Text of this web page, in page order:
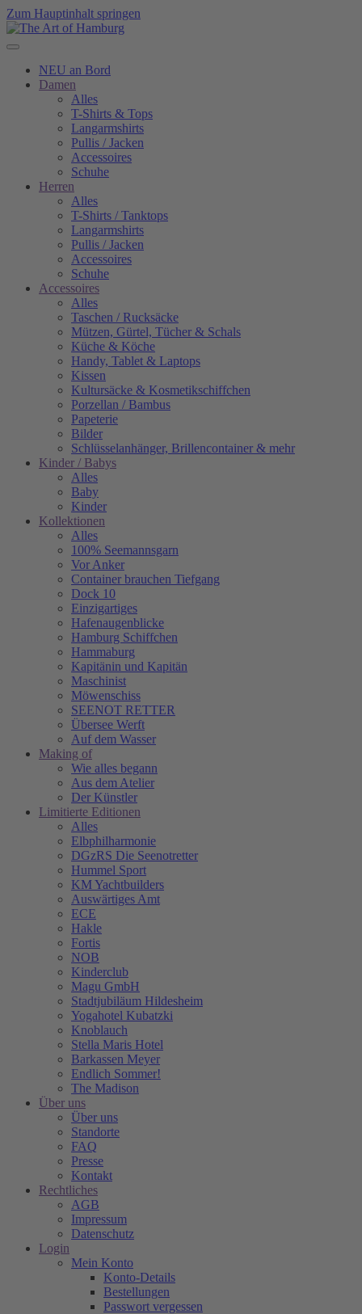
Zum Hauptinhalt springen
NEU an Bord
Damen
Alles
T-Shirts & Tops
Langarmshirts
Pullis / Jacken
Accessoires
Schuhe
Herren
Alles
T-Shirts / Tanktops
Langarmshirts
Pullis / Jacken
Accessoires
Schuhe
Accessoires
Alles
Taschen / Rucksäcke
Mützen, Gürtel, Tücher & Schals
Küche & Köche
Handy, Tablet & Laptops
Kissen
Kultursäcke & Kosmetikschiffchen
Porzellan / Bambus
Papeterie
Bilder
Schlüsselanhänger, Brillencontainer & mehr
Kinder / Babys
Alles
Baby
Kinder
Kollektionen
Alles
100% Seemannsgarn
Vor Anker
Container brauchen Tiefgang
Dock 10
Einzigartiges
Hafenaugen­blicke
Hamburg Schiffchen
Hammaburg
Kapitänin und Kapitän
Maschinist
Möwenschiss
SEENOT RETTER
Übersee Werft
Auf dem Wasser
Making of
Wie alles begann
Aus dem Atelier
Der Künstler
Limitierte Editionen
Alles
Elbphilharmonie
DGzRS Die Seenotretter
Hummel Sport
KM Yachtbuilders
Auswärtiges Amt
ECE
Hakle
Fortis
NOB
Kinderclub
Magu GmbH
Stadtjubiläum Hildesheim
Yogahotel Kubatzki
Knoblauch
Stella Maris Hotel
Barkassen Meyer
Endlich Sommer!
The Madison
Über uns
Über uns
Standorte
FAQ
Presse
Kontakt
Rechtliches
AGB
Impressum
Datenschutz
Login
Mein Konto
Konto-Details
Bestellungen
Passwort vergessen